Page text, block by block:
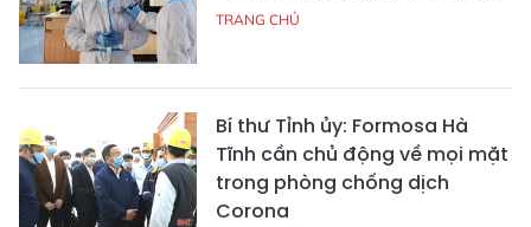
TRANG CHỦ
Bí thư Tỉnh ủy: Formosa Hà
Tĩnh cần chủ động về mọi mặt
trong phòng chống dịch
Corona